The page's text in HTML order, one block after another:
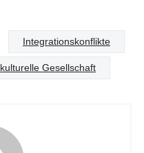
Integrationskonflikte
Gesellschaft